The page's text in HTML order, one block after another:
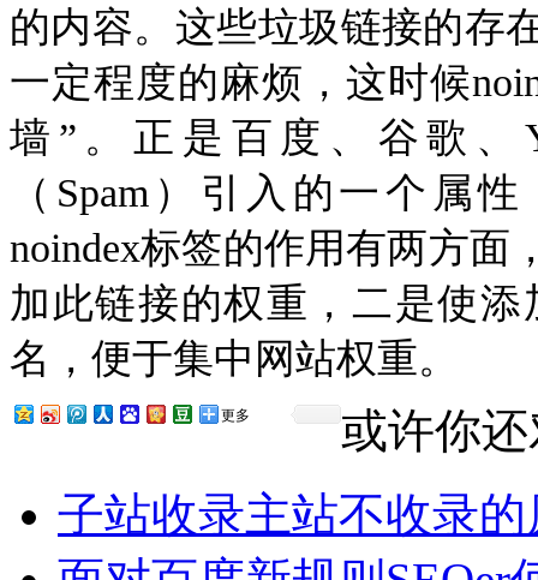
的内容。这些垃圾链接的存
一定程度的麻烦， 这时候
墙 ” 。正是百度、谷歌、
（ Spam ）引入的一个属
noindex标签的作用有两方面
加此链接的权重，二是使添
名，便于集中网站权重。
更多
或许你
子站收录主站不收录